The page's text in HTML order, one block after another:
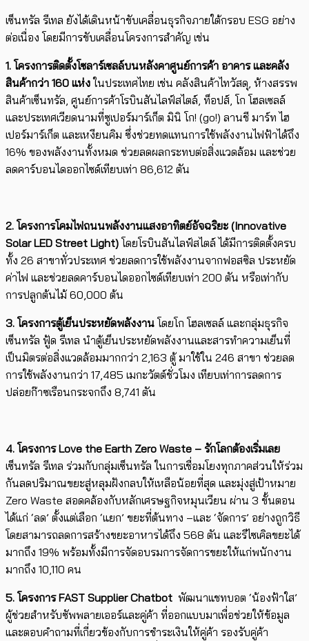
​เซ็นทรัล รีเทล ยังได้เดินหน้า​ขับเคลื่อนธุรกิจภายใต้กรอบ ESG อย่าง
ต่อเนื่อง โดยมีการขับเคลื่อน​​​โครงการสำคัญ ​เช่น
1. โครงการติดตั้งโซลาร์เซลล์บนหลังคาศูนย์การค้า อาคาร และคลัง
สินค้ากว่า 160 แห่งในประเทศไทย เช่น คลังสินค้าไทวัสดุ, ห้างสรรพ
สินค้าเซ็นทรัล, ศูนย์การค้าโรบินสันไลฟ์สไตล์, ท็อปส์, โก โฮลเซลล์
และประเทศเวียดนามที่ซูเปอร์มาร์เก็ต มินิ โก! (go!) ลานชี มาร์ท ไฮ
เปอร์มาร์เก็ต และเหงียนคิม ซึ่งช่วยทดแทนการใช้พลังงานไฟฟ้าได้ถึง
16% ของพลังงานทั้งหมด ช่วยลดผลกระทบต่อสิ่งแวดล้อม และช่วย
ลดคาร์บอนไดออกไซด์เทียบเท่า 86,612 ตัน
2. โครงการโคมไฟถนนพลังงานแสงอาทิตย์อัจฉริยะ (Innovative
Solar LED Street Light) โดยโรบินสันไลฟ์สไตล์ ได้มีการติดตั้งครบ
ทั้ง 26 สาขาทั่วประเทศ ช่วยลดการใช้พลังงานจากฟอสซิล ประหยัด
ค่าไฟ และช่วยลดคาร์บอนไดออกไซด์เทียบเท่า 200 ตัน หรือเท่ากับ
การปลูกต้นไม้ 60,000 ต้น
3. โครงการตู้เย็นประหยัดพลังงาน โดยโก โฮลเซลล์ และกลุ่มธุรกิจ
เซ็นทรัล ฟู้ด รีเทล นำตู้เย็นประหยัดพลังงานและสารทำความเย็นที่
เป็นมิตรต่อสิ่งแวดล้อมมากกว่า 2,163 ตู้ มาใช้ใน 246 สาขา ช่วยลด
การใช้พลังงานกว่า 17,485 เมกะวัตต์ชั่วโมง เทียบเท่าการลดการ
ปล่อยก๊าซเรือนกระจกถึง 8,741 ตัน
4. โครงการLove the Earth Zero Waste – รักโลกต้องเริ่มเลย
เซ็นทรัล รีเทล ร่วมกับกลุ่มเซ็นทรัล ในการเชื่อมโยงทุกภาคส่วนให้ร่วม
กันลดปริมาณขยะสู่หลุมฝังกลบให้เหลือน้อยที่สุด และมุ่งสู่เป้าหมาย
Zero Waste สอดคล้องกับหลักเศรษฐกิจหมุนเวียน ผ่าน 3 ขั้นตอน
ได้แก่ ‘ลด’ ตั้งแต่เลือก ‘แยก’ ขยะที่ต้นทาง –และ ‘จัดการ’ อย่างถูกวิธี
โดยสามารถลดการสร้างขยะอาหารได้ถึง 568 ตัน และรีไซเคิลขยะได้
มากถึง 19% พร้อมทั้งมีการจัดอบรมการจัดการขยะให้แก่พนักงาน
มากถึง 10,110 คน
5. โครงการFAST Supplier Chatbot พัฒนาแชทบอต ‘น้องฟ้าใส’
ผู้ช่วยสำหรับซัพพลายเออร์และคู่ค้า ที่ออกแบบมาเพื่อช่วยให้ข้อมูล
และตอบคำถามที่เกี่ยวข้องกับการชำระเงินให้คู่ค้า รองรับคู่ค้า